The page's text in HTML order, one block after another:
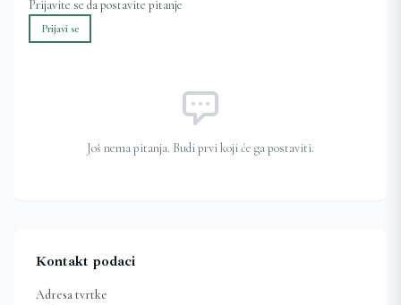
Prijavite se da postavite pitanje
Prijavi se
Još nema pitanja. Budi prvi koji će ga postaviti.
Kontakt podaci
Adresa tvrtke